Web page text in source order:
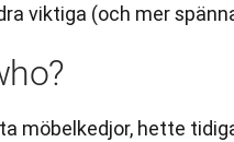
viktiga (och mer
möbelkedjor, hette